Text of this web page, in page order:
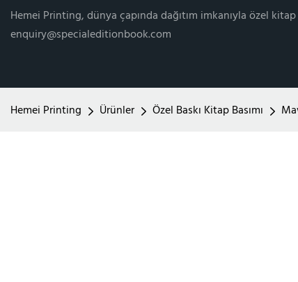
Hemei Printing, dünya çapında dağıtım imkanıyla özel
enquiry@specialeditionbook.com
Hemei Printing Ürünler Özel Baskı Kitap Basımı